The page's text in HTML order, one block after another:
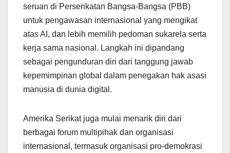
seruan di Perserikatan Bangsa-Bangsa (PBB)
untuk pengawasan internasional yang mengikat
atas AI, dan lebih memilih pedoman sukarela serta
kerja sama nasional. Langkah ini dipandang
sebagai pengunduran diri dari tanggung jawab
kepemimpinan global dalam penegakan hak asasi
manusia di dunia digital.
Amerika Serikat juga mulai menarik diri dari
berbagai forum multipihak dan organisasi
internasional, termasuk organisasi pro-demokrasi